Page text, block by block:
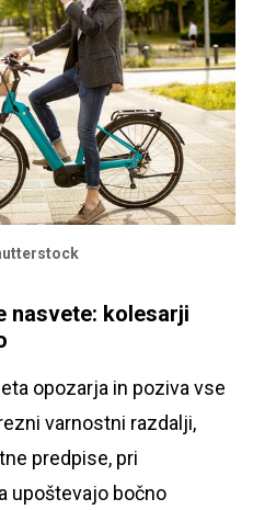
nasvete: kolesarji
opozarja in poziva vse
varnostni razdalji,
predpise, pri
upoštevajo bočno